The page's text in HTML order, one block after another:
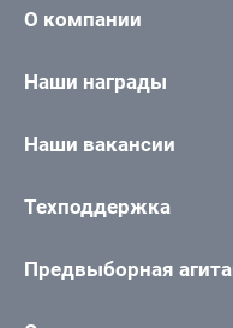
О компании
Наши награды
Наши вакансии
Техподдержка
Предвыборная